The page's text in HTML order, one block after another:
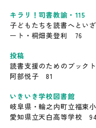
キラリ！司書教諭・115
子どもたちを読書へとい
ート・桐畑美登利 76
投稿
読書支援のためのブック
阿部悦子 81
いきいき学校図書館
岐阜県・輪之内町立福束
愛知県立天白高等学校